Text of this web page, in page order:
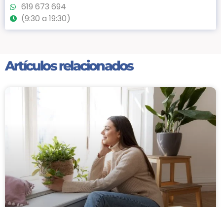
619 673 694
(9:30 a 19:30)
Artículos relacionados